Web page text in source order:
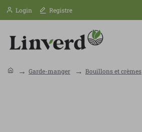
Login Registre
Garde-manger Bouillons et crèmes